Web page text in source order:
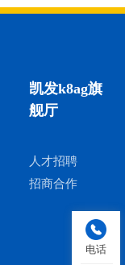
凯发k8ag旗
舰厅
人才招聘
招商合作
电话